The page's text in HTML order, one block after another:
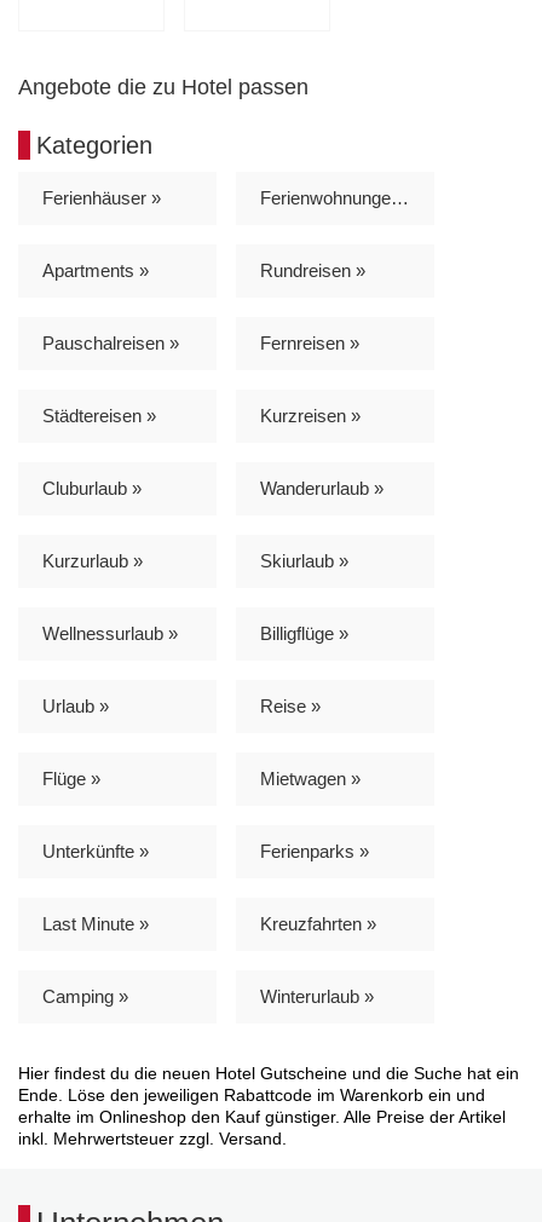
Angebote die zu Hotel passen
Kategorien
Ferienhäuser » Ferienwohnungen »
Apartments » Rundreisen »
Pauschalreisen » Fernreisen »
Städtereisen » Kurzreisen »
Cluburlaub » Wanderurlaub »
Kurzurlaub » Skiurlaub »
Wellnessurlaub » Billigflüge »
Urlaub » Reise »
Flüge » Mietwagen »
Unterkünfte » Ferienparks »
Last Minute » Kreuzfahrten »
Camping » Winterurlaub »
Hier findest du die neuen Hotel Gutscheine und die Suche hat ein
Ende. Löse den jeweiligen Rabattcode im Warenkorb ein und
erhalte im Onlineshop den Kauf günstiger. Alle Preise der Artikel
inkl. Mehrwertsteuer zzgl. Versand.